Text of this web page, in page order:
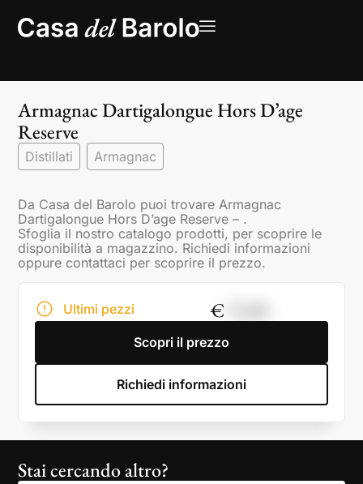
Armagnac Dartigalongue Hors D’age
Reserve
Distillati Armagnac
Da Casa del Barolo puoi trovare Armagnac
Dartigalongue Hors D’age Reserve – .
Sfoglia il nostro catalogo prodotti, per scoprire le
disponibilità a magazzino. Richiedi informazioni
oppure contattaci per scoprire il prezzo.
Ultimi pezzi €
Scopri il prezzo
Richiedi informazioni
Stai cercando altro?